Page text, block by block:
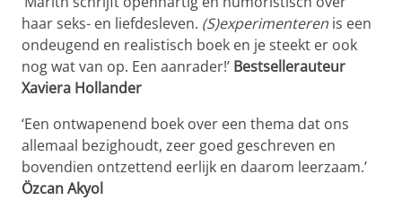
haar seks- en liefdesleven. (S)experimenteren is een
ondeugend en realistisch boek en je steekt er ook
nog wat van op. Een aanrader!’ Bestsellerauteur
Xaviera Hollander
‘Een ontwapenend boek over een thema dat ons
allemaal bezighoudt, zeer goed geschreven en
bovendien ontzettend eerlijk en daarom leerzaam.’
Özcan Akyol